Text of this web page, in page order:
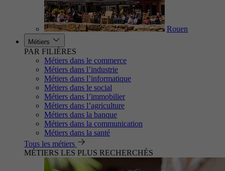
Rouen
Métiers
PAR FILIÈRES
Métiers dans le commerce
Métiers dans l’industrie
Métiers dans l’informatique
Métiers dans le social
Métiers dans l’immobilier
Métiers dans l’agriculture
Métiers dans la banque
Métiers dans la communication
Métiers dans la santé
Tous les métiers
MÉTIERS LES PLUS RECHERCHÉS